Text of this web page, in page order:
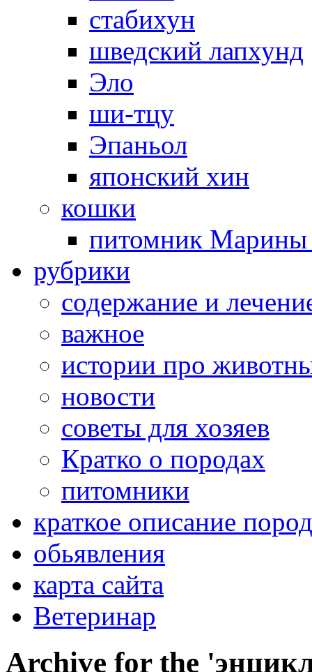
стабихун
шведский лапхунд
Эло
ши-тцу
Эпаньол
японский хин
кошки
питомник Марины
рубрики
cодержание и
важное
истории про
новости
советы для хозяев
Кратко о породах
питомники
краткое описание пород
обьявления
карта сайта
Ветеринар
Archive for the